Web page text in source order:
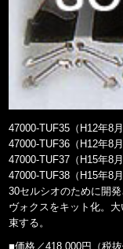
47000-TUF35（H12年8
47000-TUF36（H12年8
47000-TUF37（H15年8
47000-TUF38（H15年8
30セルシオのために開
ヴォクスをキット化。
束する。
■価格／418,000円（税抜